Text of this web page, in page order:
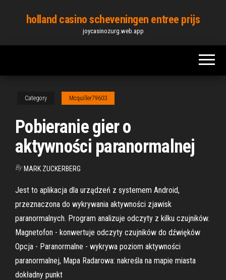
content
holland casino scheveningen entree prijs
joycasinozurg.web.app
Category Mcquiller79603
Pobieranie gier o
aktywności paranormalnej
By MARK ZUCKERBERG
Jest to aplikacja dla urządzeń z systemem Android,
przeznaczona do wykrywania aktywności zjawisk
paranormalnych. Program analizuje odczyty z kilku czujników.
Magnetofon - konwertuje odczyty czujników do dźwięków
Opcja - Paranormalne - wykrywa poziom aktywności
paranormalnej, Mapa Radarowa: nakreśla na mapie miasta
dokładny punkt